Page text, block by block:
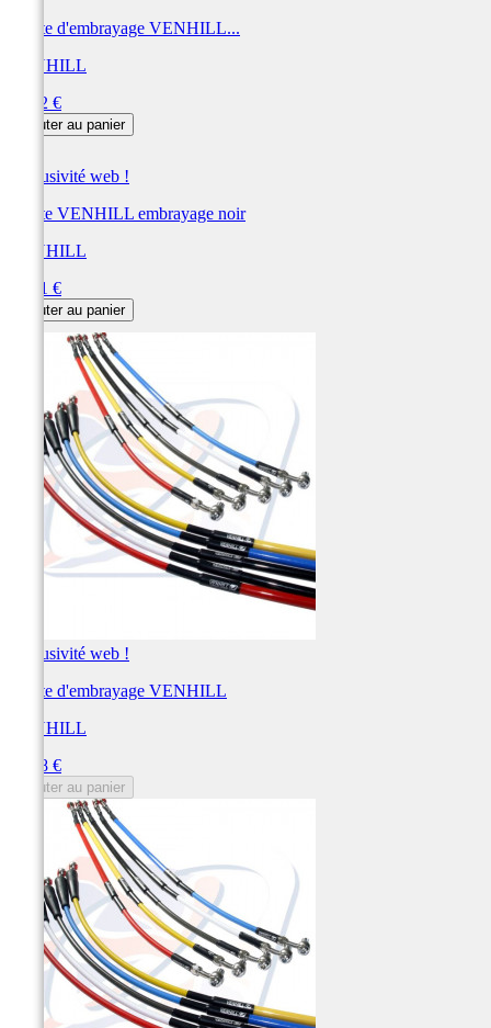
Durite d'embrayage VENHILL...
VENHILL
59,12 €
Ajouter au panier
Exclusivité web !
Durite VENHILL embrayage noir
VENHILL
59,11 €
Ajouter au panier
Exclusivité web !
Durite d'embrayage VENHILL
VENHILL
58,78 €
Ajouter au panier